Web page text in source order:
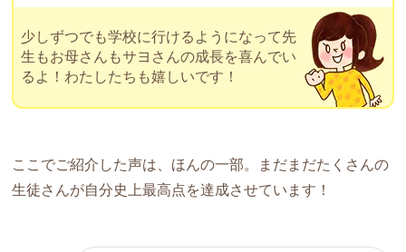
少しずつでも学校に行けるようになって先
生もお母さんもサヨさんの成長を喜んでい
るよ！わたしたちも嬉しいです！
ここでご紹介した声は、ほんの一部。まだまだたくさんの
生徒さんが自分史上最高点を達成させています！